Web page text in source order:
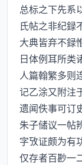
总标之下先系
氏帖之非纪録
大典皆弃不録
日体例耳所类
人篇翰繁多则
记乙涂又附注
遗闻佚事可订
朱子储议一帖
字攷证颇为有
仅存者百尠一